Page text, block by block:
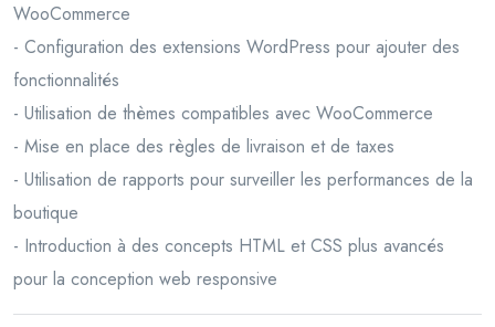
WooCommerce
- Configuration des extensions WordPress pour ajouter des
fonctionnalités
- Utilisation de thèmes compatibles avec WooCommerce
- Mise en place des règles de livraison et de taxes
- Utilisation de rapports pour surveiller les performances de la
boutique
- Introduction à des concepts HTML et CSS plus avancés
pour la conception web responsive